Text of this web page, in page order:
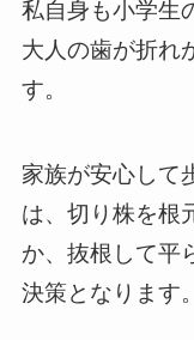
私自身も小学生
大人の歯が折れ
す。
家族が安心して
は、切り株を根
か、抜根して平
決策となります